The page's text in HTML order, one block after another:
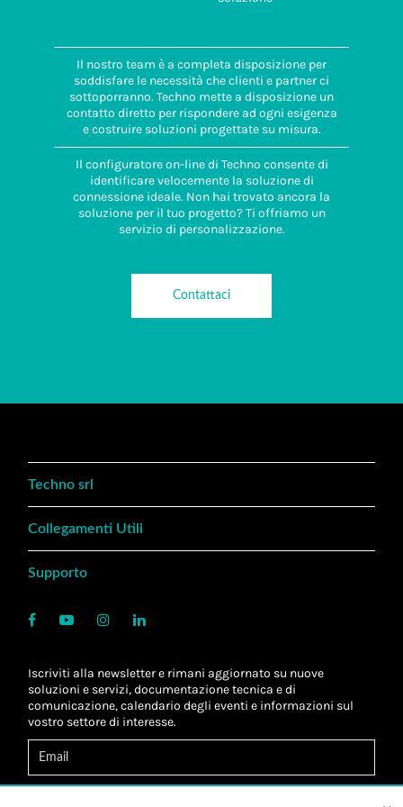
Il nostro team è a completa disposizione per
soddisfare le necessità che clienti e partner ci
sottoporranno. Techno mette a disposizione un
contatto diretto per rispondere ad ogni esigenza
e costruire soluzioni progettate su misura.
Il configuratore on-line di Techno consente di
identificare velocemente la soluzione di
connessione ideale. Non hai trovato ancora la
soluzione per il tuo progetto? Ti offriamo un
servizio di personalizzazione.
Contattaci
Techno srl
Collegamenti Utili
Supporto
Iscriviti alla newsletter e rimani aggiornato su nuove
soluzioni e servizi, documentazione tecnica e di
comunicazione, calendario degli eventi e informazioni sul
vostro settore di interesse.